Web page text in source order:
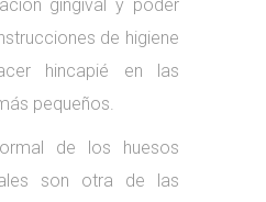
gingival y poder
de higiene
hincapié en las
pequeños.
de los huesos
son otra de las